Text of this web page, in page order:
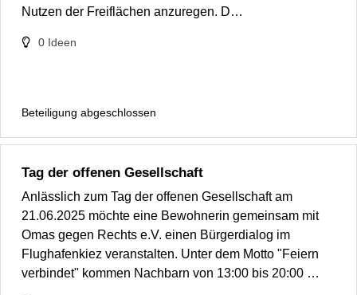
Nutzen der Freiflächen anzuregen. D…
0 Ideen
Beteiligung abgeschlossen
Tag der offenen Gesellschaft
Anlässlich zum Tag der offenen Gesellschaft am
21.06.2025 möchte eine Bewohnerin gemeinsam mit
Omas gegen Rechts e.V. einen Bürgerdialog im
Flughafenkiez veranstalten. Unter dem Motto "Feiern
verbindet" kommen Nachbarn von 13:00 bis 20:00 …